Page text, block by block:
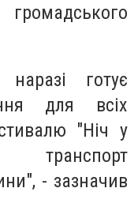
наразі готує
для всіх
"Ніч у
транспорт
- зазначив